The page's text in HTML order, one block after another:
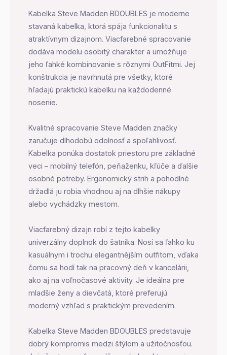
Kabelka Steve Madden BDOUBLES je moderne
stavaná kabelka, ktorá spája funkcionalitu s
atraktívnym dizajnom. Viacfarebné spracovanie
dodáva modelu osobitý charakter a umožňuje
jeho ľahké kombinovanie s rôznymi OutFitmi. Jej
konštrukcia je navrhnutá pre všetky, ktoré
hľadajú praktickú kabelku na každodenné
nosenie.
Kvalitné spracovanie Steve Madden značky
zaručuje dlhodobú odolnosť a spoľahlivosť.
Kabelka ponúka dostatok priestoru pre základné
veci – mobilný telefón, peňaženku, kľúče a ďalšie
osobné potreby. Ergonomický strih a pohodlné
držadlá ju robia vhodnou aj na dlhšie nákupy
alebo vychádzky mestom.
Viacfarebný dizajn robí z tejto kabelky
univerzálny doplnok do šatníka. Nosí sa ľahko ku
kasuálnym i trochu elegantnějším outfitom, vďaka
čomu sa hodí tak na pracovný deň v kancelárii,
ako aj na voľnočasové aktivity. Je ideálna pre
mladšie ženy a dievčatá, ktoré preferujú
moderný vzhľad s praktickým prevedením.
Kabelka Steve Madden BDOUBLES predstavuje
dobrý kompromis medzi štýlom a užitočnosťou.